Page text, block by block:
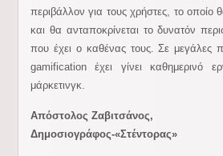
περιβάλλον για τους χρήστες, το οποίο
και θα ανταποκρίνεται το δυνατόν
που έχει ο καθένας τους. Σε μεγάλες
gamification έχει γίνει καθημερινό
μάρκετινγκ.
Απόστολος Ζαβιτσάνος,
Δημοσιογράφος-«Στέντορας»